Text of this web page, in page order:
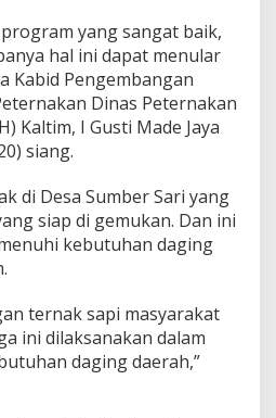
yang sangat baik,
hal ini dapat menular
Kabid Pengembangan
Dinas Peternakan
Kaltim, I Gusti Made Jaya
siang.
di Desa Sumber Sari yang
siap di gemukan. Dan ini
kebutuhan daging
ternak sapi masyarakat
ini dilaksanakan dalam
daging daerah,”